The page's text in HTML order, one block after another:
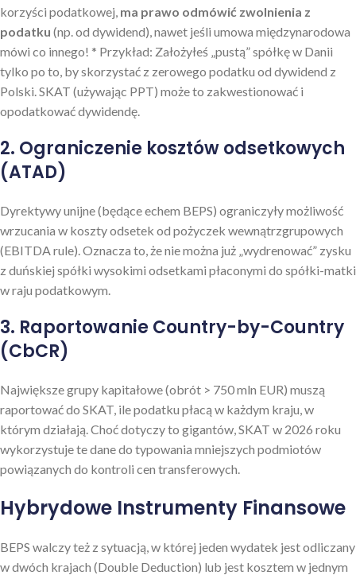
korzyści podatkowej, ma prawo odmówić zwolnienia z
podatku (np. od dywidend), nawet jeśli umowa międzynarodowa
mówi co innego! * Przykład: Założyłeś „pustą” spółkę w Danii
tylko po to, by skorzystać z zerowego podatku od dywidend z
Polski. SKAT (używając PPT) może to zakwestionować i
opodatkować dywidendę.
2. Ograniczenie kosztów odsetkowych
(ATAD)
Dyrektywy unijne (będące echem BEPS) ograniczyły możliwość
wrzucania w koszty odsetek od pożyczek wewnątrzgrupowych
(EBITDA rule). Oznacza to, że nie można już „wydrenować” zysku
z duńskiej spółki wysokimi odsetkami płaconymi do spółki-matki
w raju podatkowym.
3. Raportowanie Country-by-Country
(CbCR)
Największe grupy kapitałowe (obrót > 750 mln EUR) muszą
raportować do SKAT, ile podatku płacą w każdym kraju, w
którym działają. Choć dotyczy to gigantów, SKAT w 2026 roku
wykorzystuje te dane do typowania mniejszych podmiotów
powiązanych do kontroli cen transferowych.
Hybrydowe Instrumenty Finansowe
BEPS walczy też z sytuacją, w której jeden wydatek jest odliczany
w dwóch krajach (Double Deduction) lub jest kosztem w jednym